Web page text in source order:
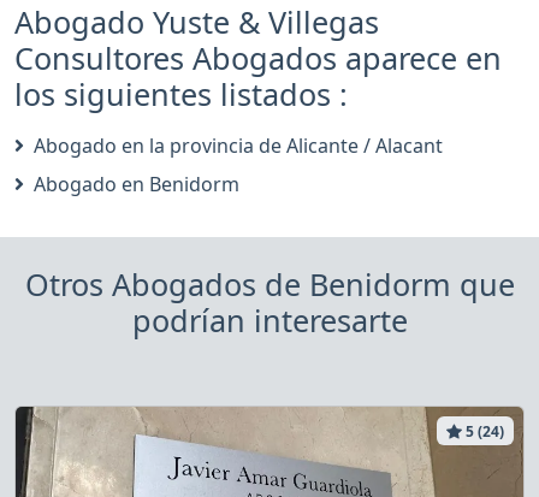
Abogado Yuste & Villegas
Consultores Abogados aparece en
los siguientes listados :
Abogado en la provincia de Alicante / Alacant
Abogado en Benidorm
Otros Abogados de Benidorm que
podrían interesarte
5 (24)